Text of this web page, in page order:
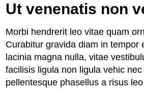
Ut venenatis non
Morbi hendrerit leo vitae quam
Curabitur gravida diam in tempor
lacinia magna nulla, vitae
facilisis ligula non ligula vehic
pellentesque phasellus a risus